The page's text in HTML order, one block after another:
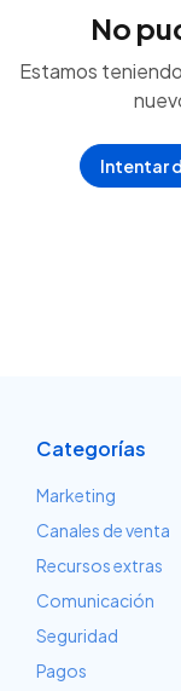
No
Estamos
Intentar
Categorías
Marketing
Canales de venta
Recursos extras
Comunicación
Seguridad
Pagos